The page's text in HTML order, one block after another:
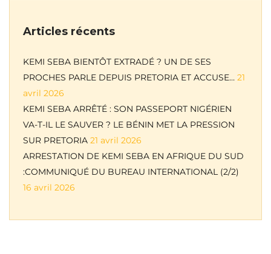
Articles récents
KEMI SEBA BIENTÔT EXTRADÉ ? UN DE SES
PROCHES PARLE DEPUIS PRETORIA ET ACCUSE… 21
avril 2026
KEMI SEBA ARRÊTÉ : SON PASSEPORT NIGÉRIEN
VA-T-IL LE SAUVER ? LE BÉNIN MET LA PRESSION
SUR PRETORIA 21 avril 2026
ARRESTATION DE KEMI SEBA EN AFRIQUE DU SUD
:COMMUNIQUÉ DU BUREAU INTERNATIONAL (2/2)
16 avril 2026